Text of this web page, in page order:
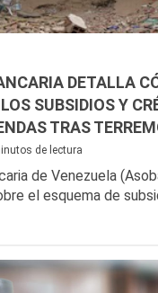
DETALLA
SUBSIDIOS Y
TRAS
de lectura
de Venezuela
el esquema de